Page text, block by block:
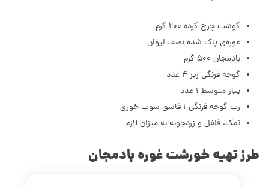
گوشت چرخ کرده 200 گرم
غوره‌ی پاک شده نصف لیوان
بادمجان 500 گرم
گوجه فرنگی ریز 4 عدد
پیاز متوسط 1 عدد
رب گوجه فرنگی 1 قاشق سوپ خوری
نمک، فلفل و زردچوبه به میزان لازم
طرز تهیه خورشت غوره بادمجان